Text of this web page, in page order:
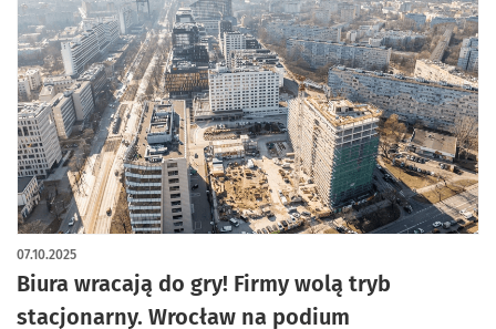
Biura wracają do gry! Firmy wolą tryb
stacjonarny. Wrocław na podium
07.10.2025